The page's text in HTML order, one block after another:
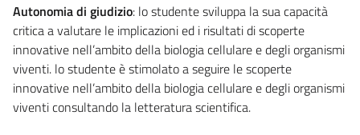
Autonomia di giudizio: lo studente sviluppa la sua capacità
critica a valutare le implicazioni ed i risultati di scoperte
innovative nell’ambito della biologia cellulare e degli organismi
viventi. lo studente è stimolato a seguire le scoperte
innovative nell’ambito della biologia cellulare e degli organismi
viventi consultando la letteratura scientifica.